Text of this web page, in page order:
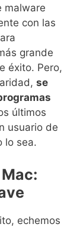
malware
con las
grande
éxito. Pero,
se
últimos
usuario de
lo sea.
echemos